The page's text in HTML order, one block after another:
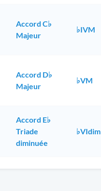
Accord C♭
Majeur
♭IVM
Accord D♭
Majeur
♭VM
Accord E♭
Triade
diminuée
♭VIdim